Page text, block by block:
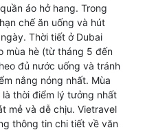
áo hở hang. Trong
chế ăn uống và hút
Thời tiết ở Dubai
mùa hè (từ tháng 5 đến
đủ nước uống và tránh
nắng nóng nhất. Mùa
thời điểm lý tưởng nhất
mẻ và dễ chịu. Vietravel
thông tin chi tiết về văn